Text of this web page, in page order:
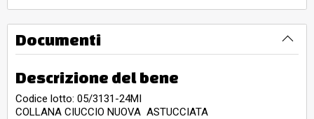
Documenti
Descrizione del bene
Codice lotto: 05/3131-24MI
COLLANA CIUCCIO NUOVA ASTUCCIATA